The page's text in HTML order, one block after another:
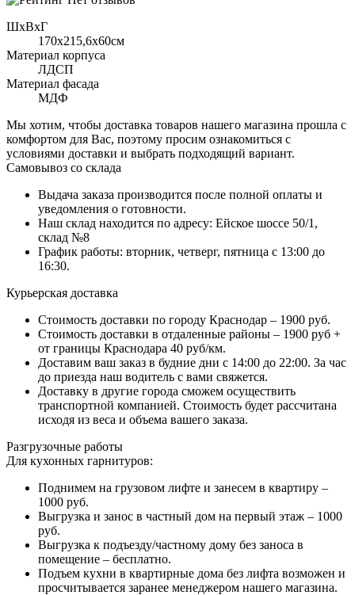
ШхВхГ
170x215,6х60см
Материал корпуса
ЛДСП
Материал фасада
МДФ
Мы хотим, чтобы доставка товаров нашего магазина прошла с
комфортом для Вас, поэтому просим ознакомиться с
условиями доставки и выбрать подходящий вариант.
Самовывоз со склада
Выдача заказа производится после полной оплаты и
уведомления о готовности.
Наш склад находится по адресу: Ейское шоссе 50/1,
склад №8
График работы: вторник, четверг, пятница с 13:00 до
16:30.
Курьерская доставка
Стоимость доставки по городу Краснодар – 1900 руб.
Стоимость доставки в отдаленные районы – 1900 руб +
от границы Краснодара 40 руб/км.
Доставим ваш заказ в будние дни с 14:00 до 22:00. За час
до приезда наш водитель с вами свяжется.
Доставку в другие города сможем осуществить
транспортной компанией. Стоимость будет рассчитана
исходя из веса и объема вашего заказа.
Разгрузочные работы
Для кухонных гарнитуров:
Поднимем на грузовом лифте и занесем в квартиру –
1000 руб.
Выгрузка и занос в частный дом на первый этаж – 1000
руб.
Выгрузка к подъезду/частному дому без заноса в
помещение – бесплатно.
Подъем кухни в квартирные дома без лифта возможен и
просчитывается заранее менеджером нашего магазина.